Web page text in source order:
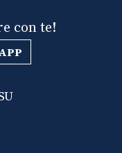
con te!